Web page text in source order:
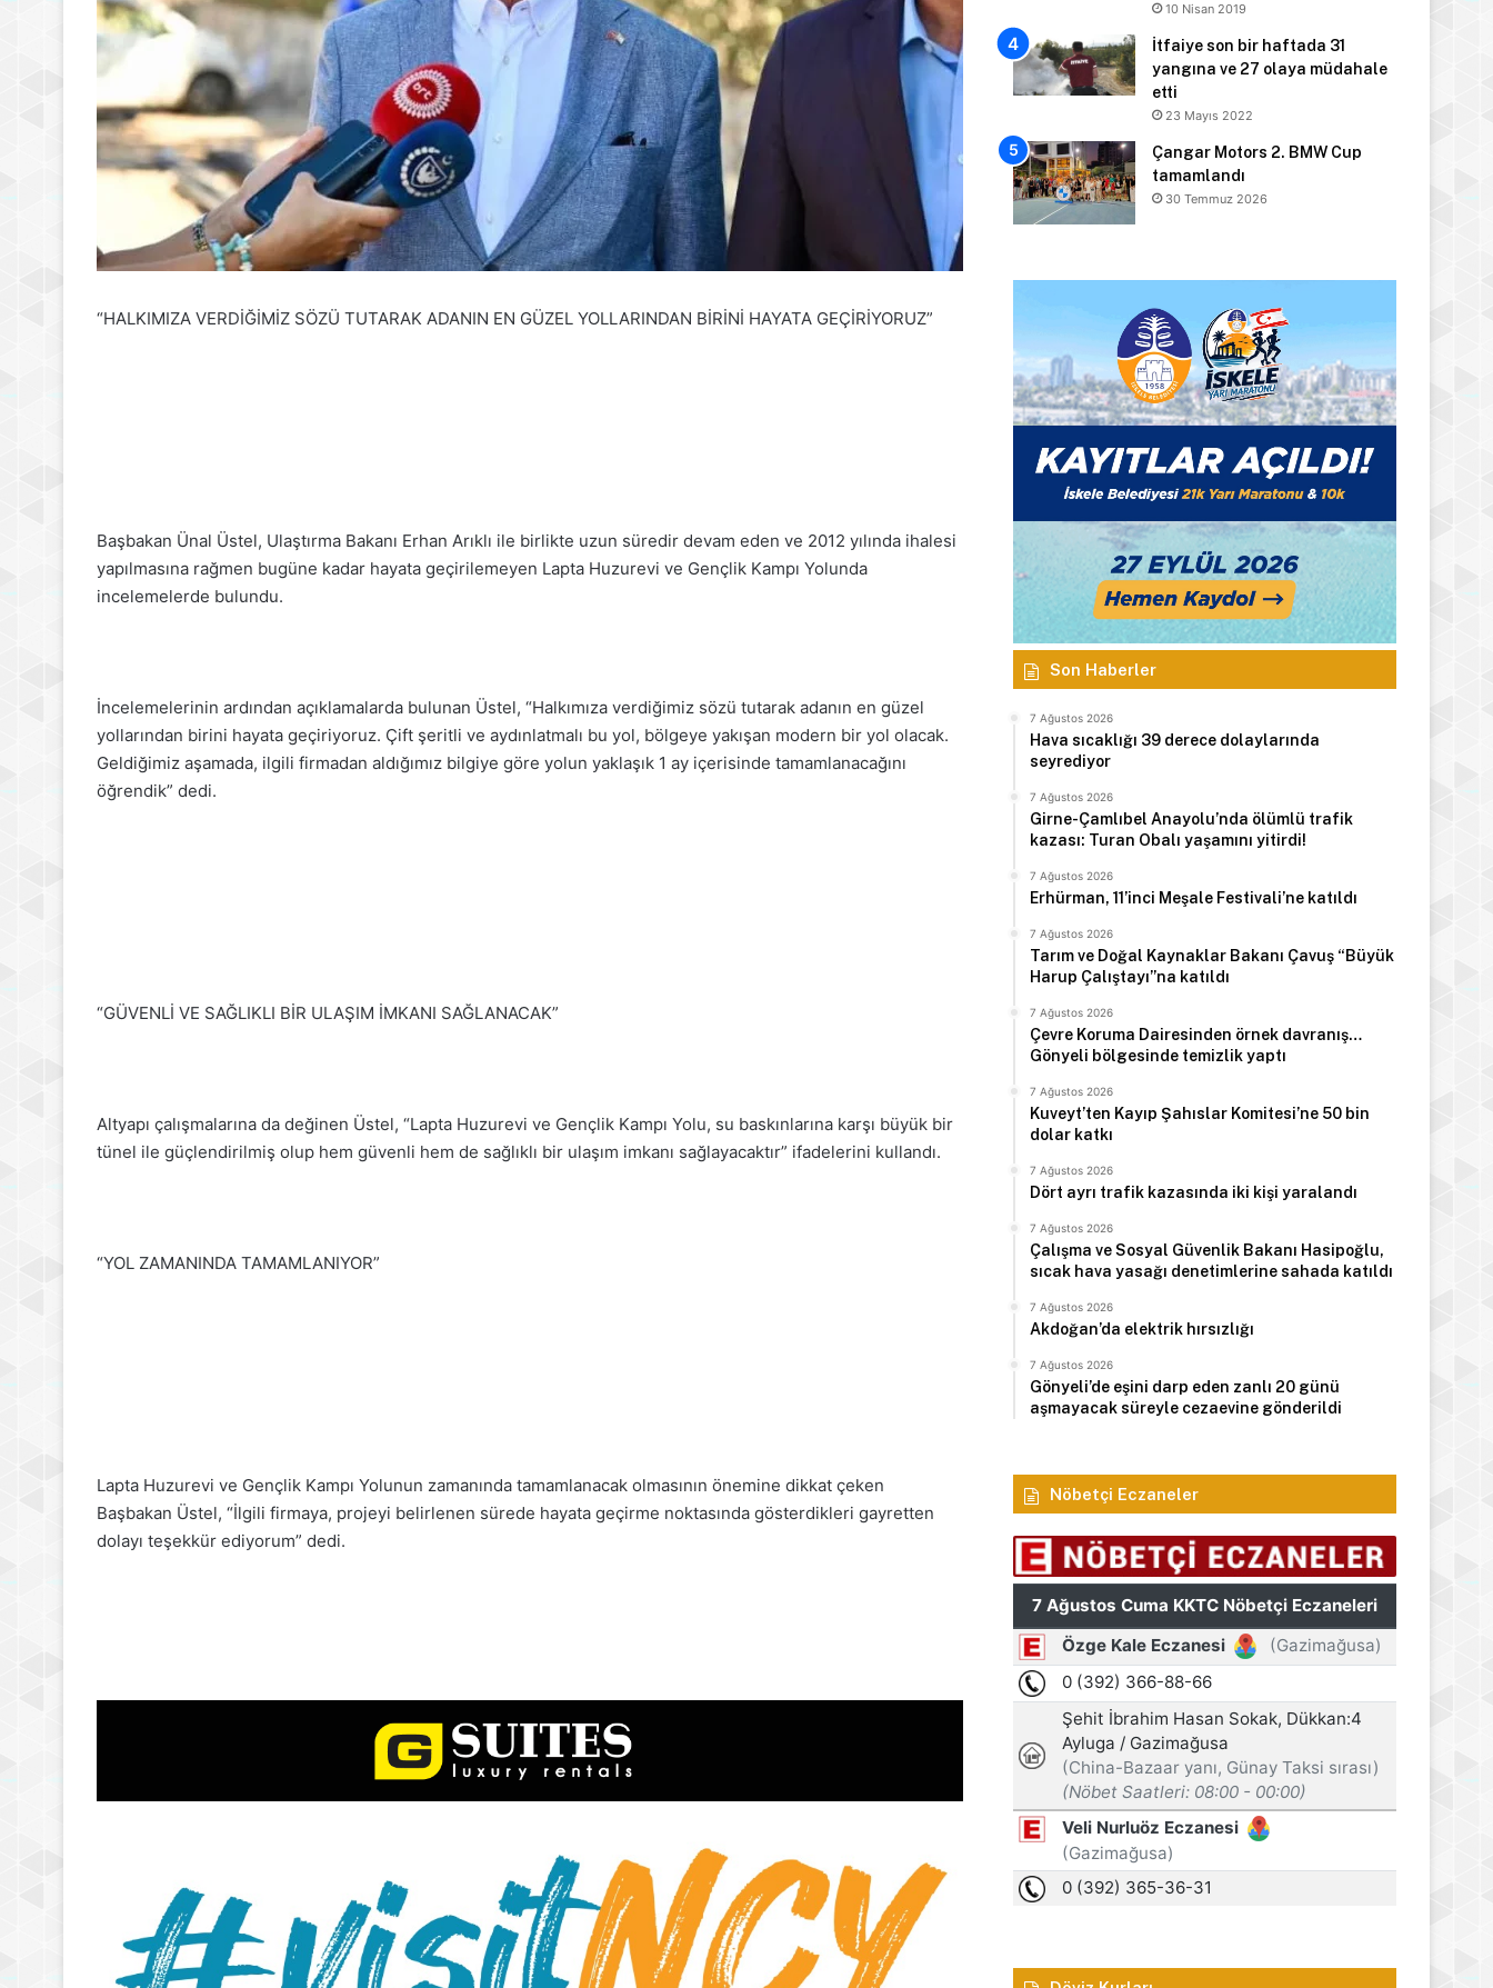
“HALKIMIZA VERDİĞİMİZ SÖZÜ TUTARAK ADANIN EN GÜZEL YOLLARINDAN BİRİNİ HAYATA GEÇİRİYORUZ”
Başbakan Ünal Üstel, Ulaştırma Bakanı Erhan Arıklı ile birlikte uzun süredir devam eden ve 2012 yılında ihalesi
yapılmasına rağmen bugüne kadar hayata geçirilemeyen Lapta Huzurevi ve Gençlik Kampı Yolunda
incelemelerde bulundu.
İncelemelerinin ardından açıklamalarda bulunan Üstel, “Halkımıza verdiğimiz sözü tutarak adanın en güzel
yollarından birini hayata geçiriyoruz. Çift şeritli ve aydınlatmalı bu yol, bölgeye yakışan modern bir yol olacak.
Geldiğimiz aşamada, ilgili firmadan aldığımız bilgiye göre yolun yaklaşık 1 ay içerisinde tamamlanacağını
öğrendik” dedi.
“GÜVENLİ VE SAĞLIKLI BİR ULAŞIM İMKANI SAĞLANACAK”
Altyapı çalışmalarına da değinen Üstel, “Lapta Huzurevi ve Gençlik Kampı Yolu, su baskınlarına karşı büyük bir
tünel ile güçlendirilmiş olup hem güvenli hem de sağlıklı bir ulaşım imkanı sağlayacaktır” ifadelerini kullandı.
“YOL ZAMANINDA TAMAMLANIYOR”
Lapta Huzurevi ve Gençlik Kampı Yolunun zamanında tamamlanacak olmasının önemine dikkat çeken
Başbakan Üstel, “İlgili firmaya, projeyi belirlenen sürede hayata geçirme noktasında gösterdikleri gayretten
dolayı teşekkür ediyorum” dedi.
10 Nisan 2019
İtfaiye son bir haftada 31
yangına ve 27 olaya müdahale
etti
23 Mayıs 2022
Çangar Motors 2. BMW Cup
tamamlandı
30 Temmuz 2026
Son Haberler
7 Ağustos 2026
Hava sıcaklığı 39 derece dolaylarında
seyrediyor
7 Ağustos 2026
Girne-Çamlıbel Anayolu’nda ölümlü trafik
kazası: Turan Obalı yaşamını yitirdi!
7 Ağustos 2026
Erhürman, 11’inci Meşale Festivali’ne katıldı
7 Ağustos 2026
Tarım ve Doğal Kaynaklar Bakanı Çavuş “Büyük
Harup Çalıştayı”na katıldı
7 Ağustos 2026
Çevre Koruma Dairesinden örnek davranış…
Gönyeli bölgesinde temizlik yaptı
7 Ağustos 2026
Kuveyt’ten Kayıp Şahıslar Komitesi’ne 50 bin
dolar katkı
7 Ağustos 2026
Dört ayrı trafik kazasında iki kişi yaralandı
7 Ağustos 2026
Çalışma ve Sosyal Güvenlik Bakanı Hasipoğlu,
sıcak hava yasağı denetimlerine sahada katıldı
7 Ağustos 2026
Akdoğan’da elektrik hırsızlığı
7 Ağustos 2026
Gönyeli’de eşini darp eden zanlı 20 günü
aşmayacak süreyle cezaevine gönderildi
Nöbetçi Eczaneler